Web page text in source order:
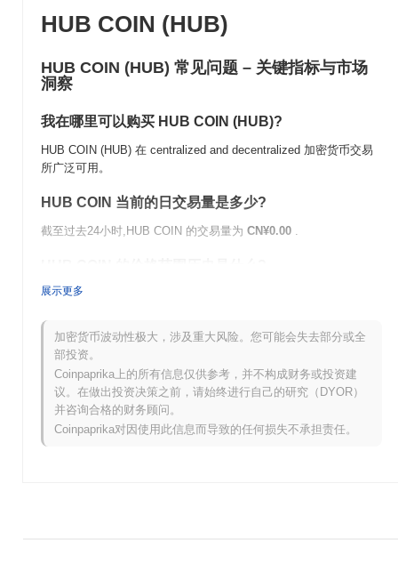
HUB COIN (HUB)
HUB COIN (HUB) 常见问题 – 关键指标与市场
洞察
我在哪里可以购买 HUB COIN (HUB)?
HUB COIN (HUB) 在 centralized and decentralized 加密货币交易
所广泛可用。
HUB COIN 当前的日交易量是多少?
截至过去24小时,HUB COIN 的交易量为 CN¥0.00 .
历史最高价(ATH):
HUB COIN 目前的交易价格低于其ATH
与更广泛的加密市场相比,HUB COIN 的表现如何?
在过去7天里,HUB COIN 上涨了
上涨了0.36%。这表明相对于更广泛的市场势头,HUB 的价格走势
暂时滞后。
展示更多
加密货币波动性极大，涉及重大风险。您可能会失去部分或全
部投资。
Coinpaprika上的所有信息仅供参考，并不构成财务或投资建
议。在做出投资决策之前，请始终进行自己的研究（DYOR）
并咨询合格的财务顾问。
Coinpaprika对因使用此信息而导致的任何损失不承担责任。